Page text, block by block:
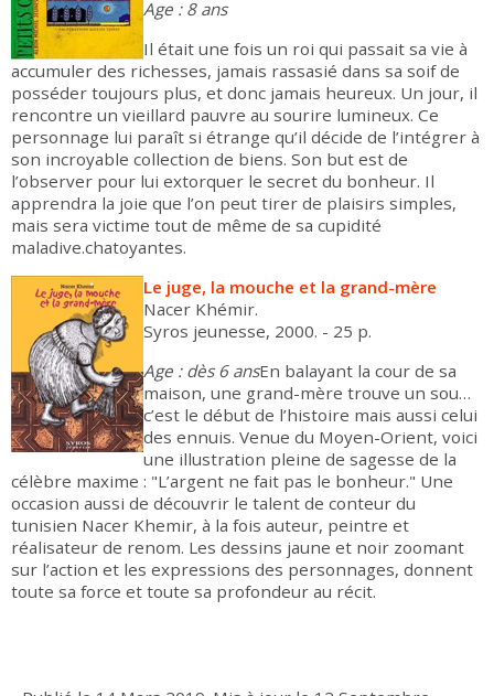
Age : 8 ans
Il était une fois un roi qui passait sa vie à
accumuler des richesses, jamais rassasié dans sa soif de
posséder toujours plus, et donc jamais heureux. Un jour, il
rencontre un vieillard pauvre au sourire lumineux. Ce
personnage lui paraît si étrange qu’il décide de l’intégrer à
son incroyable collection de biens. Son but est de
l’observer pour lui extorquer le secret du bonheur. Il
apprendra la joie que l’on peut tirer de plaisirs simples,
mais sera victime tout de même de sa cupidité
maladive.chatoyantes.
Le juge, la mouche et la grand-mère
Nacer Khémir.
Syros jeunesse, 2000. - 25 p.
Age : dès 6 ansEn balayant la cour de sa
maison, une grand-mère trouve un sou…
c’est le début de l’histoire mais aussi celui
des ennuis. Venue du Moyen-Orient, voici
une illustration pleine de sagesse de la
célèbre maxime : "L’argent ne fait pas le bonheur." Une
occasion aussi de découvrir le talent de conteur du
tunisien Nacer Khemir, à la fois auteur, peintre et
réalisateur de renom. Les dessins jaune et noir zoomant
sur l’action et les expressions des personnages, donnent
toute sa force et toute sa profondeur au récit.